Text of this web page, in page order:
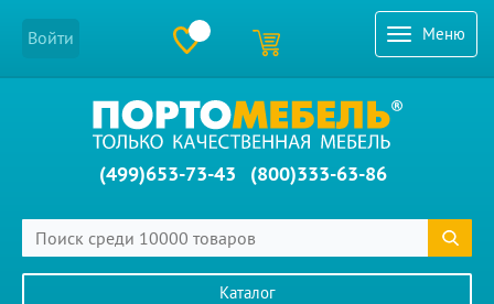
Меню
Войти
(499)653-73-43 (800)333-63-86
Каталог